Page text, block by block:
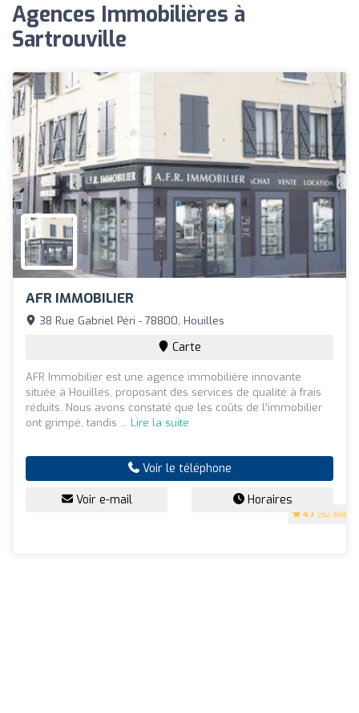
Agences Immobilières à
Sartrouville
AFR IMMOBILIER
4.7 (82 avis)
38 Rue Gabriel Péri - 78800, Houilles
Carte
AFR Immobilier est une agence immobilière innovante
située à Houilles, proposant des services de qualité à frais
réduits. Nous avons constaté que les coûts de l'immobilier
ont grimpé, tandis ... Lire la suite
Voir le téléphone
Voir e-mail Horaires